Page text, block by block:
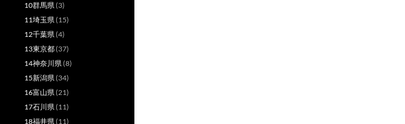
10群馬県(3)
11埼玉県(15)
12千葉県(4)
13東京都(37)
14神奈川県(8)
15新潟県(34)
16富山県(21)
17石川県(11)
18福井県(11)